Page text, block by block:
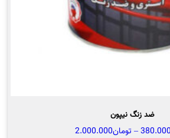
ضد زنگ نیپون
380.000
– تومان2.000.000محدوده